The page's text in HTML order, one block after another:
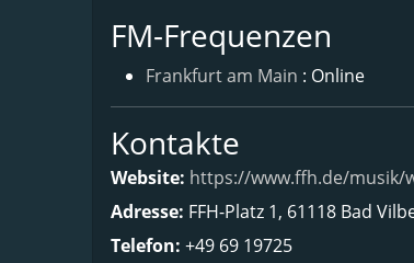
FM-Frequenzen
Frankfurt am Main : Online
Kontakte
Website: https://www.ffh.de/musik/
Adresse: FFH-Platz 1, 61118 Bad
Telefon: +49 69 19725